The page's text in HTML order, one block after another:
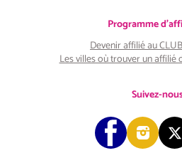
Programme
Devenir affilié au
Les villes où trouver un affilié
Suivez-